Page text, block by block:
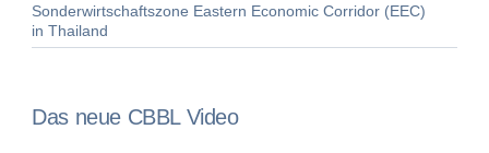
Sonderwirtschaftszone Eastern Economic Corridor (EEC)
in Thailand
Das neue CBBL Video